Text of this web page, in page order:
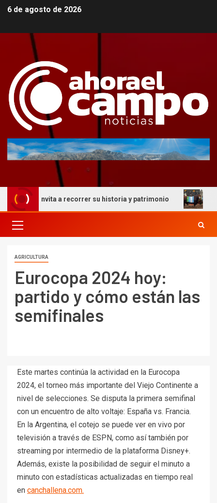
6 de agosto de 2026
invita a recorrer su historia y patrimonio La
AGRICULTURA
Eurocopa 2024 hoy:
partido y cómo están las
semifinales
Este martes continúa la actividad en la Eurocopa
2024, el torneo más importante del Viejo Continente a
nivel de selecciones. Se disputa la primera semifinal
con un encuentro de alto voltaje: España vs. Francia.
En la Argentina, el cotejo se puede ver en vivo por
televisión a través de ESPN, como así también por
streaming por intermedio de la plataforma Disney+.
Además, existe la posibilidad de seguir el minuto a
minuto con estadísticas actualizadas en tiempo real
en canchallena.com.